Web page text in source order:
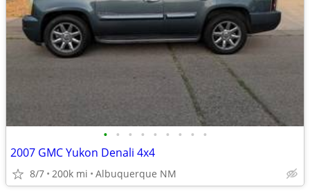
• • • • • • • • •
2007 GMC Yukon Denali 4x4
8/7 200k mi Albuquerque NM